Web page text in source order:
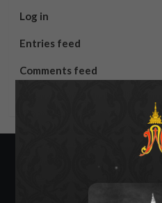
Log in
Entries feed
Comments feed